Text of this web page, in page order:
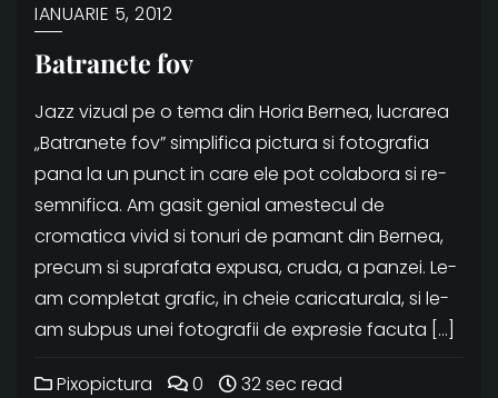
IANUARIE 5, 2012
Batranete fov
Jazz vizual pe o tema din Horia Bernea, lucrarea
„Batranete fov” simplifica pictura si fotografia
pana la un punct in care ele pot colabora si re-
semnifica. Am gasit genial amestecul de
cromatica vivid si tonuri de pamant din Bernea,
precum si suprafata expusa, cruda, a panzei. Le-
am completat grafic, in cheie caricaturala, si le-
am subpus unei fotografii de expresie facuta […]
Pixopictura 0 32 sec read